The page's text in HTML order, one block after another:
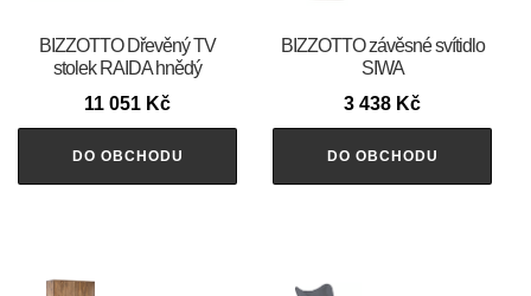
BIZZOTTO Dřevěný TV
stolek RAIDA hnědý
11 051 Kč
DO OBCHODU
BIZZOTTO závěsné svítidlo
SIWA
3 438 Kč
DO OBCHODU